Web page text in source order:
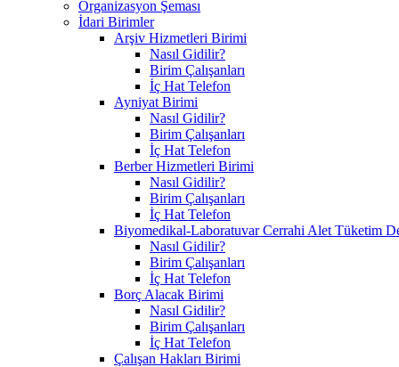
Organizasyon Şeması
İdari Birimler
Arşiv Hizmetleri Birimi
Nasıl Gidilir?
Birim Çalışanları
İç Hat Telefon
Ayniyat Birimi
Nasıl Gidilir?
Birim Çalışanları
İç Hat Telefon
Berber Hizmetleri Birimi
Nasıl Gidilir?
Birim Çalışanları
İç Hat Telefon
Biyomedikal-Laboratuvar Cerrahi Alet Tüketim
Nasıl Gidilir?
Birim Çalışanları
İç Hat Telefon
Borç Alacak Birimi
Nasıl Gidilir?
Birim Çalışanları
İç Hat Telefon
Çalışan Hakları Birimi